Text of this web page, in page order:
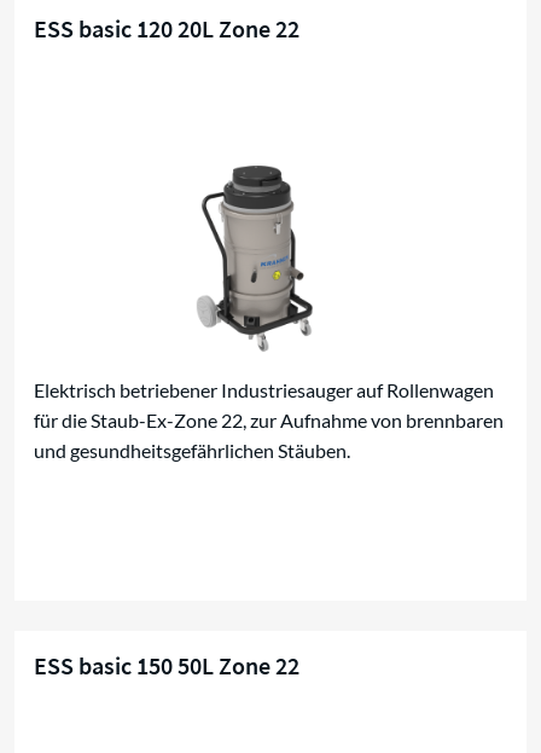
ESS basic 120 20L Zone 22
Elektrisch betriebener Industriesauger auf Rollenwagen
für die Staub-Ex-Zone 22, zur Aufnahme von brennbaren
und gesundheitsgefährlichen Stäuben.
ESS basic 150 50L Zone 22